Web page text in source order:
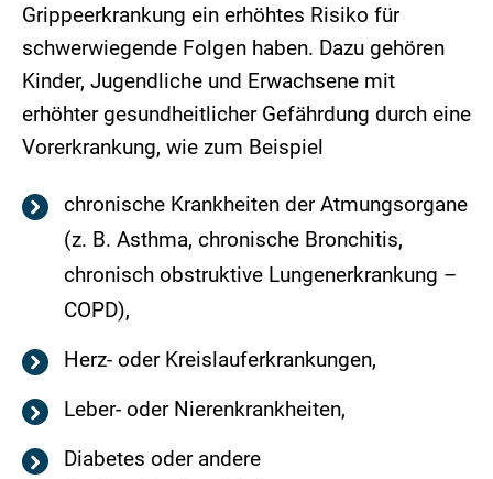
Grippeerkrankung ein erhöhtes Risiko für
schwerwiegende Folgen haben. Dazu gehören
Kinder, Jugendliche und Erwachsene mit
erhöhter gesundheitlicher Gefährdung durch eine
Vorerkrankung, wie zum Beispiel
chronische Krankheiten der Atmungsorgane
(z. B. Asthma, chronische Bronchitis,
chronisch obstruktive Lungenerkrankung –
COPD),
Herz- oder Kreislauferkrankungen,
Leber- oder Nierenkrankheiten,
Diabetes oder andere